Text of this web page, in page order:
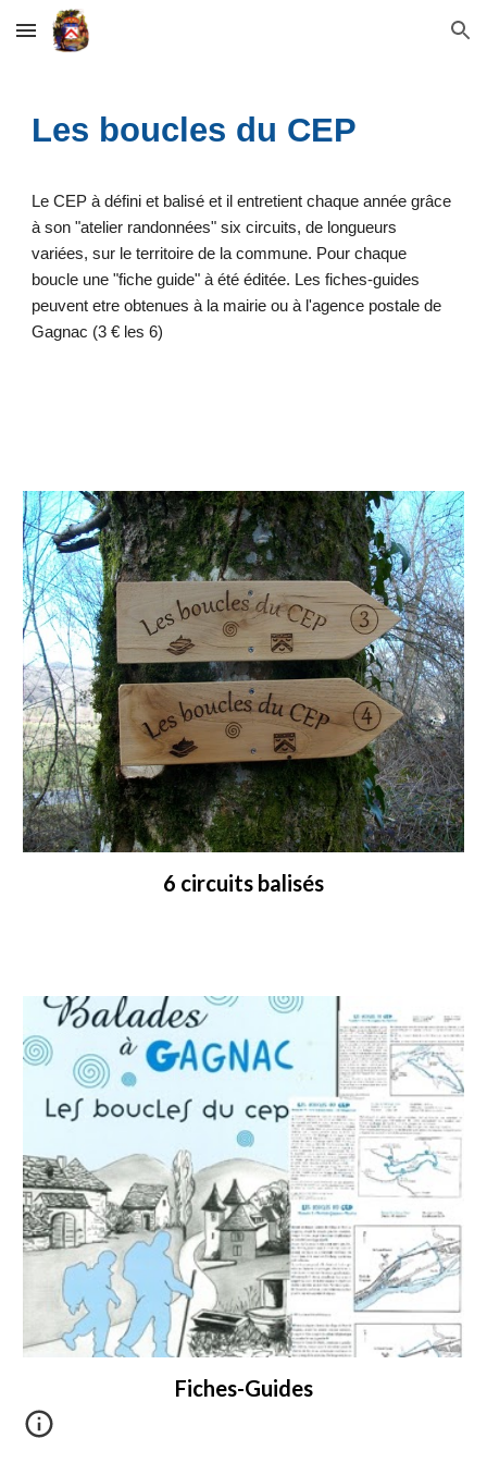
Skip to main content Skip to navigation
Les boucles du CEP
Le CEP à défini et balisé et il entretient chaque année grâce
à son "atelier randonnées" six circuits, de longueurs
variées, sur le territoire de la commune. Pour chaque
boucle une "fiche guide" à été éditée. Les fiches-guides
peuvent etre obtenues à la mairie ou à l'agence postale de
Gagnac (3 € les 6)
6 circuits balisés
Fiches-Guides